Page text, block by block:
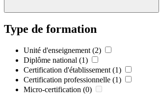
Type de formation
Unité d'enseignement (2)
Diplôme national (1)
Certification d'établissement (1)
Certification professionnelle (1)
Micro-certification (0)